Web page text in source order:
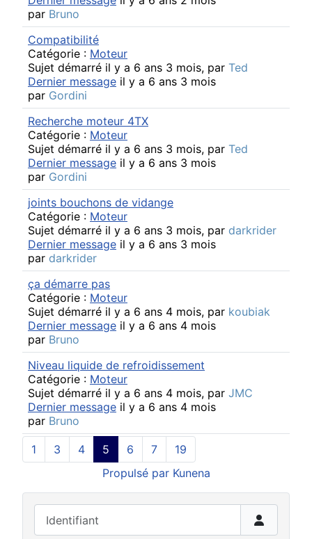
par Bruno
Compatibilité
Catégorie : Moteur
Sujet démarré il y a 6 ans 3 mois, par Ted
Dernier message il y a 6 ans 3 mois
par Gordini
Recherche moteur 4TX
Catégorie : Moteur
Sujet démarré il y a 6 ans 3 mois, par Ted
Dernier message il y a 6 ans 3 mois
par Gordini
joints bouchons de vidange
Catégorie : Moteur
Sujet démarré il y a 6 ans 3 mois, par darkrider
Dernier message il y a 6 ans 3 mois
par darkrider
ça démarre pas
Catégorie : Moteur
Sujet démarré il y a 6 ans 4 mois, par koubiak
Dernier message il y a 6 ans 4 mois
par Bruno
Niveau liquide de refroidissement
Catégorie : Moteur
Sujet démarré il y a 6 ans 4 mois, par JMC
Dernier message il y a 6 ans 4 mois
par Bruno
1 3 4 5 6 7
19
Propulsé par Kunena